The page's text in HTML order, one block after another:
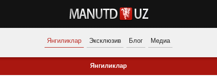
Янгиликлар Эксклюзив Блог Медиа
Янгиликлар